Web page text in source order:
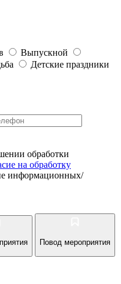
Выпускной
Детские праздники
обработки
на обработку
информационных/
Повод мероприятия